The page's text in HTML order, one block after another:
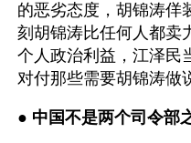
的恶劣态度，胡锦涛佯
刻胡锦涛比任何人都卖
个人政治利益，江泽民
对付那些需要胡锦涛做
● 中国不是两个司令部